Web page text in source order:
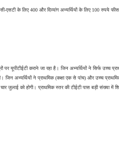
एसटी के लिए 400 और दिव्यांग अभ्यर्थियों के लिए 100 रुपये
यूपीटीईटी कराने जा रहा है। जिन अभ्यर्थियों ने सिर्फ उच्च
अभ्यर्थियों ने प्राथमिक (कक्षा एक से पांच) और उच्च प्राथमिक
जुलाई को होगी। प्राथमिक स्तर की टीईटी पास बड़ी संख्या में